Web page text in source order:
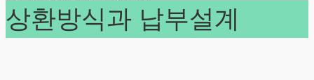
상환방식과 납부설계